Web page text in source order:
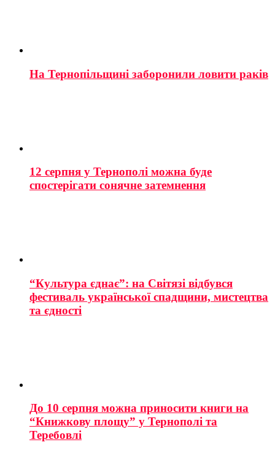
На Тернопільщині заборонили ловити раків
12 серпня у Тернополі можна буде
спостерігати сонячне затемнення
“Культура єднає”: на Світязі відбувся
фестиваль української спадщини, мистецтва
та єдності
До 10 серпня можна приносити книги на
“Книжкову площу” у Тернополі та
Теребовлі